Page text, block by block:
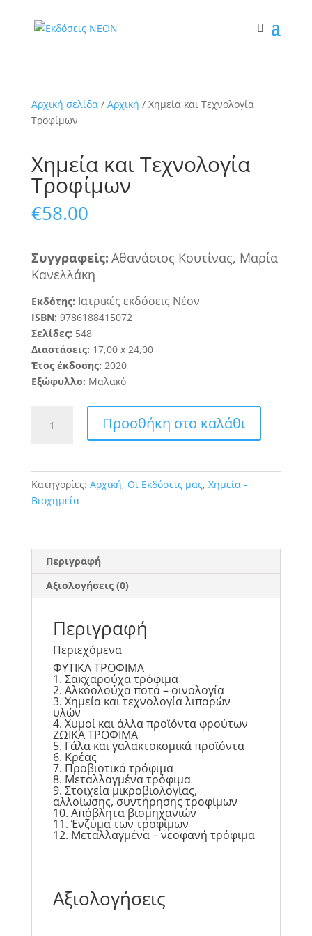
Αρχική σελίδα/ Αρχική / Χημεία και Τεχνολογία
Τροφίμων
Χημεία και Τεχνολογία
Τροφίμων
€58.00
Συγγραφείς: Αθανάσιος Κουτίνας, Μαρία
Κανελλάκη
Εκδότης: Ιατρικές εκδόσεις Νέον
ISBN: 9786188415072
Σελίδες: 548
Διαστάσεις: 17,00x 24,00
Έτος έκδοσης: 2020
Εξώφυλλο: Μαλακό
ποσότητα
Προσθήκη στο καλάθι
Κατηγορίες: Αρχική, Οι Εκδόσεις μας, Χημεία -
Βιοχημεία
Περιγραφή
Αξιολογήσεις (0)
Περιγραφή
Περιεχόμενα
ΦΥΤΙΚΑ ΤΡΟΦΙΜΑ
1. Σακχαρούχα τρόφιμα
2. Αλκοολούχα ποτά – οινολογία
3. Χημεία και τεχνολογία λιπαρών
υλών
4. Χυμοί και άλλα προϊόντα φρούτων
ΖΩΙΚΑ ΤΡΟΦΙΜΑ
5. Γάλα και γαλακτοκομικά προϊόντα
6. Κρέας
7. Προβιοτικά τρόφιμα
8. Μεταλλαγμένα τρόφιμα
9. Στοιχεία μικροβιολογίας,
αλλοίωσης, συντήρησης τροφίμων
10. Απόβλητα βιομηχανιών
11. Ένζυμα των τροφίμων
12. Μεταλλαγμένα – νεοφανή τρόφιμα
Αξιολογήσεις